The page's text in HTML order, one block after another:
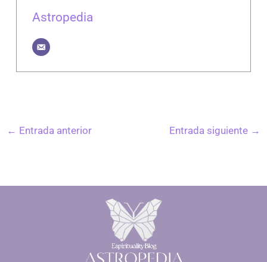
Astropedia
← Entrada anterior Entrada siguiente →